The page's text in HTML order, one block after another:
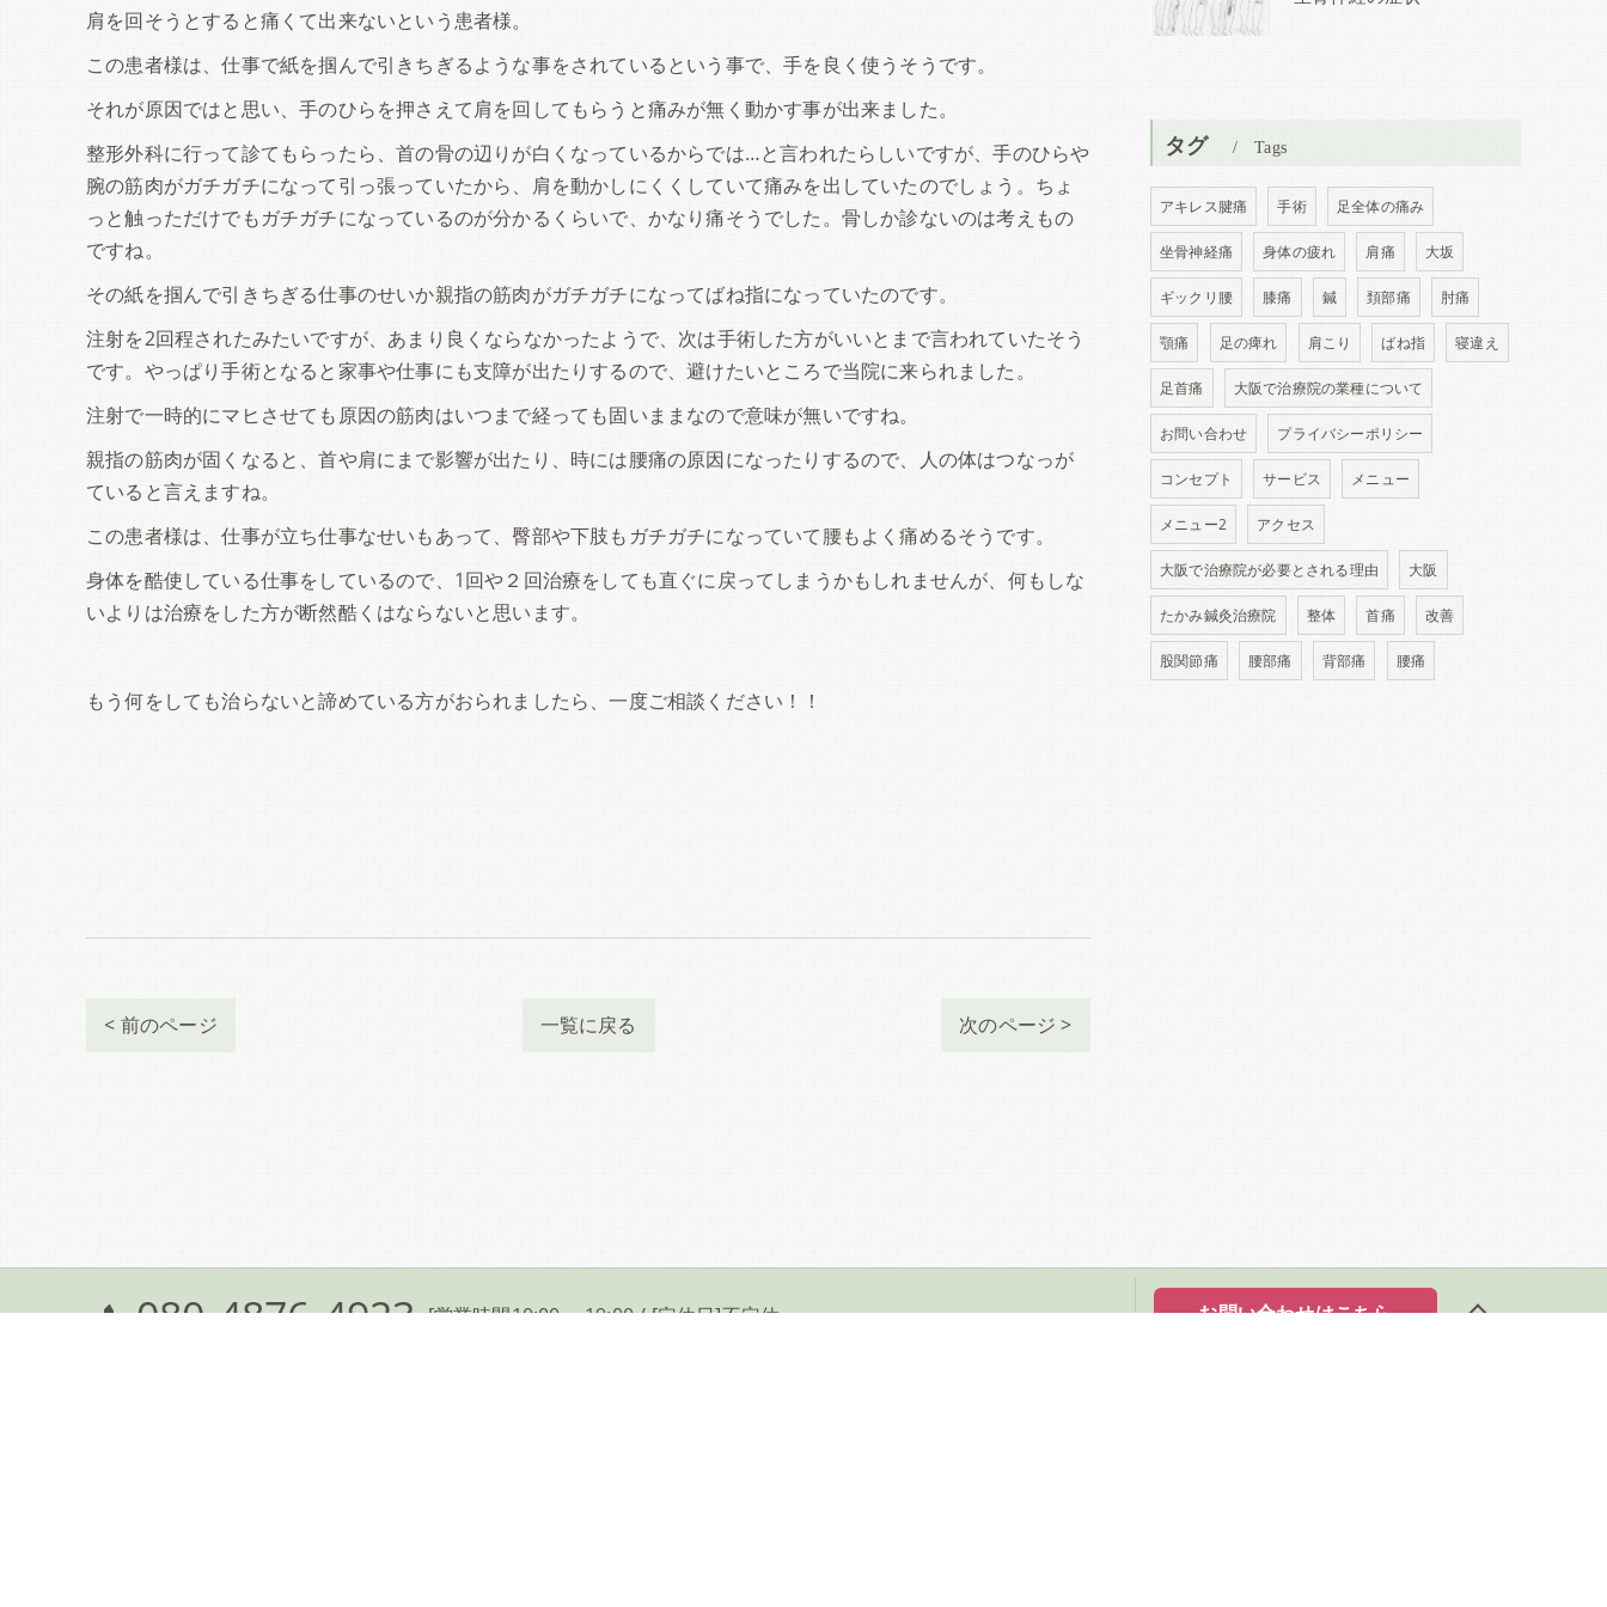
肩を回そうとすると痛くて出来ないという患者様。
この患者様は、仕事で紙を掴んで引きちぎるような事をされているという事で、手を良く使うそうです。
それが原因ではと思い、手のひらを押さえて肩を回してもらうと痛みが無く動かす事が出来ました。
整形外科に行って診てもらったら、首の骨の辺りが白くなっているからでは…と言われたらしいですが、手のひらや
腕の筋肉がガチガチになって引っ張っていたから、肩を動かしにくくしていて痛みを出していたのでしょう。ちょ
っと触っただけでもガチガチになっているのが分かるくらいで、かなり痛そうでした。骨しか診ないのは考えもの
ですね。
その紙を掴んで引きちぎる仕事のせいか親指の筋肉がガチガチになってばね指になっていたのです。
注射を2回程されたみたいですが、あまり良くならなかったようで、次は手術した方がいいとまで言われていたそう
です。やっぱり手術となると家事や仕事にも支障が出たりするので、避けたいところで当院に来られました。
注射で一時的にマヒさせても原因の筋肉はいつまで経っても固いままなので意味が無いですね。
親指の筋肉が固くなると、首や肩にまで影響が出たり、時には腰痛の原因になったりするので、人の体はつなっが
ていると言えますね。
この患者様は、仕事が立ち仕事なせいもあって、臀部や下肢もガチガチになっていて腰もよく痛めるそうです。
身体を酷使している仕事をしているので、1回や２回治療をしても直ぐに戻ってしまうかもしれませんが、何もしな
いよりは治療をした方が断然酷くはならないと思います。
もう何をしても治らないと諦めている方がおられましたら、一度ご相談ください！！
< 前のページ 一覧に戻る 次のページ >
タグ Tags
アキレス腱痛 手術 足全体の痛み
坐骨神経痛 身体の疲れ 肩痛 大坂
ギックリ腰 膝痛 鍼 頚部痛 肘痛
顎痛 足の痺れ 肩こり ばね指 寝違え
足首痛 大阪で治療院の業種について
お問い合わせ プライバシーポリシー
コンセプト サービス メニュー
メニュー2 アクセス
大阪で治療院が必要とされる理由 大阪
たかみ鍼灸治療院 整体 首痛 改善
股関節痛 腰部痛 背部痛 腰痛
080-4876-4923 [営業時間10:00〜 19:00 / [定休日]不定休 お問い合わせはこちら